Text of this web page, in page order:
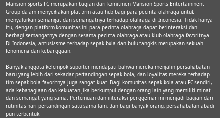
Mansion Sports FC merupakan bagian dari komitmen Mansion Sports Entertainment
Group dalam menyediakan platform atau hub bagi para pecinta olahraga untuk
menyalurkan semangat dan semangatnya terhadap olahraga di Indonesia. Tidak hanya
itu, dengan platform komunitas ini para pecinta olahraga dapat berinteraksi dan
berbagi semangatnya dengan sesama pecinta olahraga atau klub olahraga favoritnya.
Di Indonesia, antusiasme terhadap sepak bola dan bulu tangkis merupakan sebuah
fenomena dan kebanggaan.
Banyak anggota kelompok suporter mendapati bahwa mereka menjalin persahabatan
baru yang lebih dari sekadar pertandingan sepak bola, dan loyalitas mereka terhadap
tim sepak bola favoritnya juga sangat kuat. Bagi komunitas sepak bola atau FC sendiri,
ada kebahagiaan dan kekuatan jika berkumpul dengan orang lain yang memiliki minat
dan semangat yang sama. Pertemuan dan interaksi penggemar ini menjadi bagian dari
rutinitas hari pertandingan satu sama lain, dan bagi banyak orang, persahabatan abadi
pun terbentuk.